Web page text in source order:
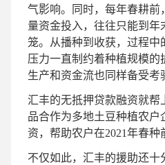
气影响。同时，每年春耕前
量资金投入，往往只能到年
笼。从播种到收获，过程中
压力一直制约着种植规模的
生产和资金流也同样备受考
汇丰的无抵押贷款融资就
品合作为多地土豆种植农户
资，帮助农户在2021年春种
不仅如此，汇丰的援助还十